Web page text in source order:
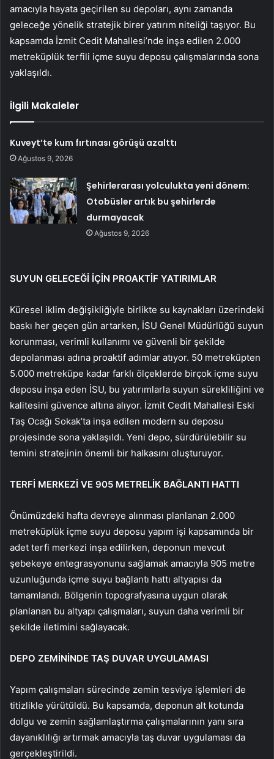
amacıyla hayata geçirilen su depoları, aynı zamanda
geleceğe yönelik stratejik birer yatırım niteliği taşıyor. Bu
kapsamda İzmit Cedit Mahallesi’nde inşa edilen 2.000
metreküplük terfili içme suyu deposu çalışmalarında sona
yaklaşıldı.
İlgili Makaleler
Kuveyt’te kum fırtınası görüşü azalttı
Ağustos 9, 2026
Şehirlerarası yolculukta yeni dönem:
Otobüsler artık bu şehirlerde
durmayacak
Ağustos 9, 2026
SUYUN GELECEĞİ İÇİN PROAKTİF YATIRIMLAR
Küresel iklim değişikliğiyle birlikte su kaynakları üzerindeki
baskı her geçen gün artarken, İSU Genel Müdürlüğü suyun
korunması, verimli kullanımı ve güvenli bir şekilde
depolanması adına proaktif adımlar atıyor. 50 metreküpten
5.000 metreküpe kadar farklı ölçeklerde birçok içme suyu
deposu inşa eden İSU, bu yatırımlarla suyun sürekliliğini ve
kalitesini güvence altına alıyor. İzmit Cedit Mahallesi Eski
Taş Ocağı Sokak’ta inşa edilen modern su deposu
projesinde sona yaklaşıldı. Yeni depo, sürdürülebilir su
temini stratejinin önemli bir halkasını oluşturuyor.
TERFİ MERKEZİ VE 905 METRELİK BAĞLANTI HATTI
Önümüzdeki hafta devreye alınması planlanan 2.000
metreküplük içme suyu deposu yapım işi kapsamında bir
adet terfi merkezi inşa edilirken, deponun mevcut
şebekeye entegrasyonunu sağlamak amacıyla 905 metre
uzunluğunda içme suyu bağlantı hattı altyapısı da
tamamlandı. Bölgenin topografyasına uygun olarak
planlanan bu altyapı çalışmaları, suyun daha verimli bir
şekilde iletimini sağlayacak.
DEPO ZEMİNİNDE TAŞ DUVAR UYGULAMASI
Yapım çalışmaları sürecinde zemin tesviye işlemleri de
titizlikle yürütüldü. Bu kapsamda, deponun alt kotunda
dolgu ve zemin sağlamlaştırma çalışmalarının yanı sıra
dayanıklılığı artırmak amacıyla taş duvar uygulaması da
gerçekleştirildi.